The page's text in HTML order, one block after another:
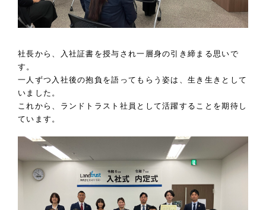
社長から、入社証書を授与され一層身の引き締まる思いで
す。
一人ずつ入社後の抱負を語ってもらう姿は、生き生きとして
いました。
これから、ランドトラスト社員として活躍することを期待し
ています。